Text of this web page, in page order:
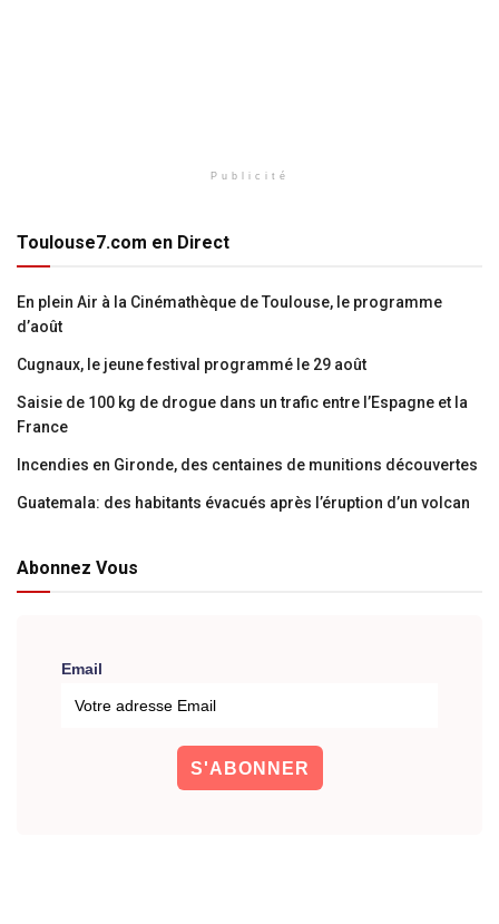
Publicité
Toulouse7.com en Direct
En plein Air à la Cinémathèque de Toulouse, le programme
d’août
Cugnaux, le jeune festival programmé le 29 août
Saisie de 100 kg de drogue dans un trafic entre l’Espagne et la
France
Incendies en Gironde, des centaines de munitions découvertes
Guatemala: des habitants évacués après l’éruption d’un volcan
Abonnez Vous
Email